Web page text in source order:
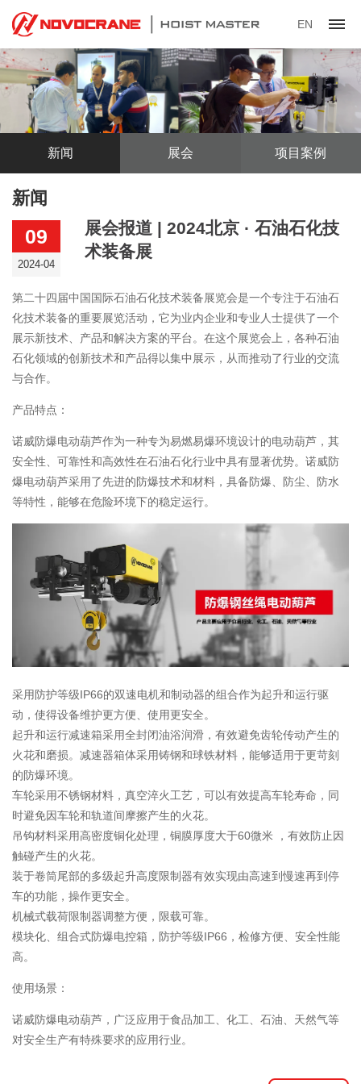
EN
新闻 展会 项目案例
新闻
09
2024-04
展会报道 | 2024北京 · 石油石化技
术装备展
第二十四届中国国际石油石化技术装备展览会是一个专注于石油石
化技术装备的重要展览活动，它为业内企业和专业人士提供了一个
展示新技术、产品和解决方案的平台。在这个展览会上，各种石油
石化领域的创新技术和产品得以集中展示，从而推动了行业的交流
与合作。
产品特点：
诺威防爆电动葫芦作为一种专为易燃易爆环境设计的电动葫芦，其
安全性、可靠性和高效性在石油石化行业中具有显著优势。诺威防
爆电动葫芦采用了先进的防爆技术和材料，具备防爆、防尘、防水
等特性，能够在危险环境下的稳定运行。
采用防护等级IP66的双速电机和制动器的组合作为起升和运行驱
动，使得设备维护更方便、使用更安全。
起升和运行减速箱采用全封闭油浴润滑，有效避免齿轮传动产生的
火花和磨损。减速器箱体采用铸钢和球铁材料，能够适用于更苛刻
的防爆环境。
车轮采用不锈钢材料，真空淬火工艺，可以有效提高车轮寿命，同
时避免因车轮和轨道间摩擦产生的火花。
吊钩材料采用高密度铜化处理，铜膜厚度大于60微米 ，有效防止因
触碰产生的火花。
装于卷筒尾部的多级起升高度限制器有效实现由高速到慢速再到停
车的功能，操作更安全。
机械式载荷限制器调整方便，限载可靠。
模块化、组合式防爆电控箱，防护等级IP66，检修方便、安全性能
高。
使用场景：
诺威防爆电动葫芦，广泛应用于食品加工、化工、石油、天然气等
对安全生产有特殊要求的应用行业。